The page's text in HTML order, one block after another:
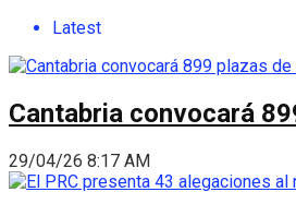
Latest
Cantabria convocará
29/04/26 8:17 AM